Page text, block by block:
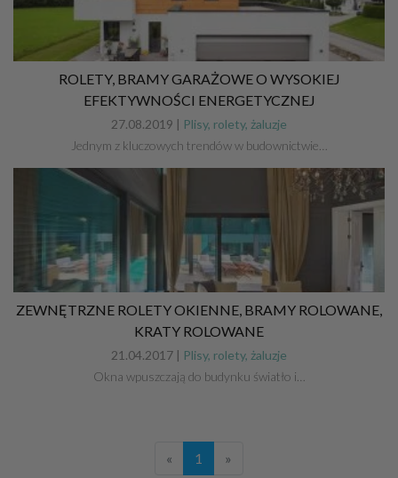
ROLETY, BRAMY GARAŻOWE O WYSOKIEJ
EFEKTYWNOŚCI ENERGETYCZNEJ
27.08.2019 | Plisy, rolety, żaluzje
Jednym z kluczowych trendów w budownictwie…
ZEWNĘTRZNE ROLETY OKIENNE, BRAMY ROLOWANE,
KRATY ROLOWANE
21.04.2017 | Plisy, rolety, żaluzje
Okna wpuszczają do budynku światło i…
« 1 »